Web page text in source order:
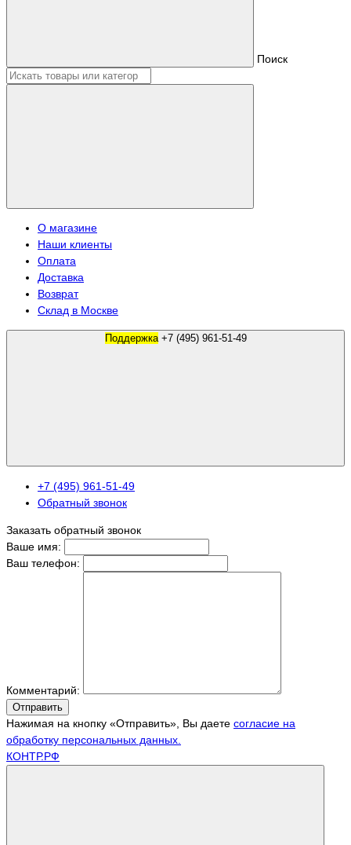
Поиск
О магазине
Наши клиенты
Оплата
Доставка
Возврат
Склад в Москве
Поддержка +7 (495) 961-51-49
+7 (495) 961-51-49
Обратный звонок
Заказать обратный звонок
Ваше имя:
Ваш телефон:
Комментарий:
Отправить
Нажимая на кнопку «Отправить», Вы даете согласие на
обработку персональных данных.
КОНТР.РФ